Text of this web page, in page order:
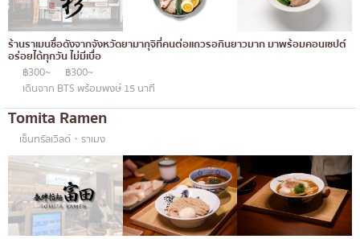
ร้านราเมนชื่อดังจากจังหวัดยามากุจิที่คนต่อแถวรอกินยาวมาก มาพร้อมคอนเซปต์
อร่อยได้ทุกวัน ไม่มีเบื่อ
฿300~
฿300~
เดินจาก BTS พร้อมพงษ์ 15 นาที
Tomita Ramen
เซ็นทรัลเวิลด์・ราเมง